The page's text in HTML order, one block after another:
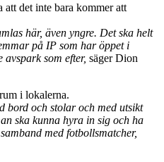
att det inte bara kommer att
här, även yngre. Det ska helt
på IP som har öppet i
avspark som efter, säger Dion
i lokalerna.
bord och stolar och med utsikt
ska kunna hyra in sig och ha
med fotbollsmatcher,